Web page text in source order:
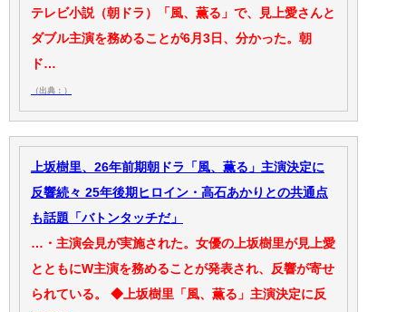
テレビ小説（朝ドラ）「風、薫る」で、見上愛さんと
ダブル主演を務めることが6月3日、分かった。朝
ド…
（出典：）
上坂樹里、26年前期朝ドラ「風、薫る」主演決定に
反響続々 25年後期ヒロイン・高石あかりとの共通点
も話題「バトンタッチだ」
…・主演会見が実施された。女優の上坂樹里が見上愛
とともにW主演を務めることが発表され、反響が寄せ
られている。 ◆上坂樹里「風、薫る」主演決定に反